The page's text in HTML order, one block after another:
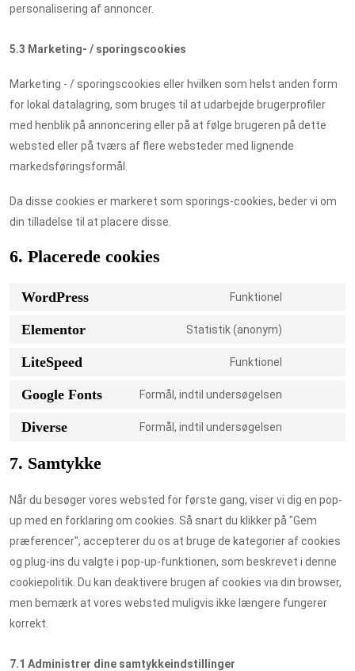
personalisering af annoncer.
5.3 Marketing- / sporingscookies
Marketing - / sporingscookies eller hvilken som helst anden form
for lokal datalagring, som bruges til at udarbejde brugerprofiler
med henblik på annoncering eller på at følge brugeren på dette
websted eller på tværs af flere websteder med lignende
markedsføringsformål.
Da disse cookies er markeret som sporings-cookies, beder vi om
din tilladelse til at placere disse.
6. Placerede cookies
WordPress Funktionel
Elementor Statistik (anonym)
LiteSpeed Funktionel
Google Fonts Formål, indtil undersøgelsen
Diverse Formål, indtil undersøgelsen
7. Samtykke
Når du besøger vores websted for første gang, viser vi dig en pop-
up med en forklaring om cookies. Så snart du klikker på "Gem
præferencer", accepterer du os at bruge de kategorier af cookies
og plug-ins du valgte i pop-up-funktionen, som beskrevet i denne
cookiepolitik. Du kan deaktivere brugen af ​​cookies via din browser,
men bemærk at vores websted muligvis ikke længere fungerer
korrekt.
7.1 Administrer dine samtykkeindstillinger